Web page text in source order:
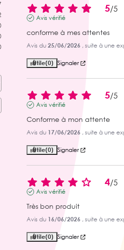
5/5
Avis vérifié
conforme à mes attentes
Avis du 25/06/2026 , suite à une
Utile(0) Signaler
5/5
Avis vérifié
Conforme à mon attente
Avis du 17/06/2026 , suite à une
Utile(0) Signaler
4/5
Avis vérifié
Très bon produit
Avis du 16/06/2026 , suite à une
Utile(0) Signaler